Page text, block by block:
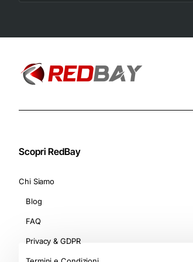
Nespresso Original
Scopri RedBay
Chi Siamo
Blog
FAQ
Privacy & GDPR